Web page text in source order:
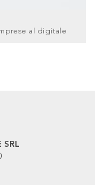
al digitale
SRL